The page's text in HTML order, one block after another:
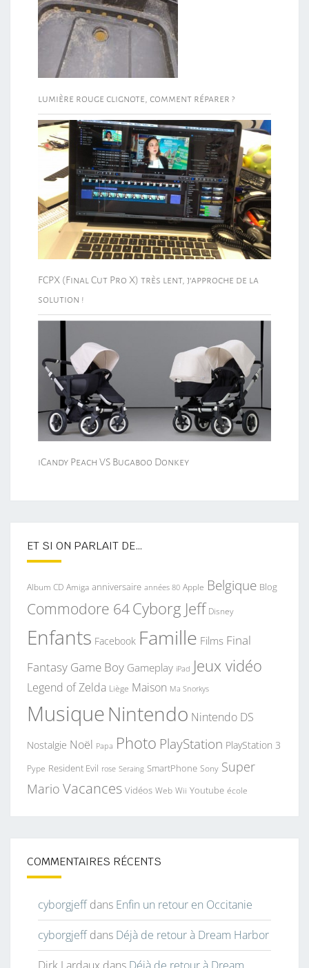
lumière rouge clignote, comment réparer ?
FCPX (Final Cut Pro X) très lent, j’approche de la
solution !
iCandy Peach VS Bugaboo Donkey
ET SI ON PARLAIT DE…
Album CD Amiga anniversaire années 80 Apple Belgique Blog
Commodore 64Cyborg Jeff Disney
Enfants Facebook Famille Films Final
Fantasy Game Boy Gameplay iPad Jeux vidéo
Legend of Zelda Liège Maison Ma Snorkys
MusiqueNintendo Nintendo DS
Nostalgie Noël Papa Photo PlayStation PlayStation 3
Pype Resident Evil rose Seraing SmartPhone Sony Super
Mario Vacances Vidéos Web Wii Youtube école
COMMENTAIRES RÉCENTS
cyborgjeffdans Enfin un retour en Occitanie
cyborgjeffdans Déjà de retour à Dream Harbor